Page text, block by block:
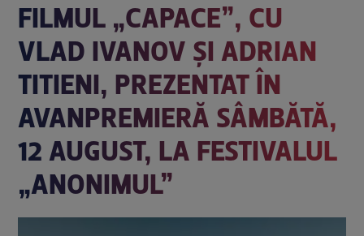
FILMUL „CAPACE”, CU
VLAD IVANOV ȘI ADRIAN
TITIENI, PREZENTAT ÎN
AVANPREMIERĂ SÂMBĂTĂ,
12 AUGUST, LA FESTIVALUL
„ANONIMUL”